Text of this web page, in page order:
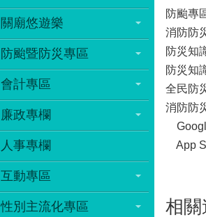
關廟悠遊樂
防颱暨防災專區
會計專區
廉政專欄
人事專欄
互動專區
性別主流化專區
防颱專
消防防
防災知
防災知
全民防
消防防
App
相關